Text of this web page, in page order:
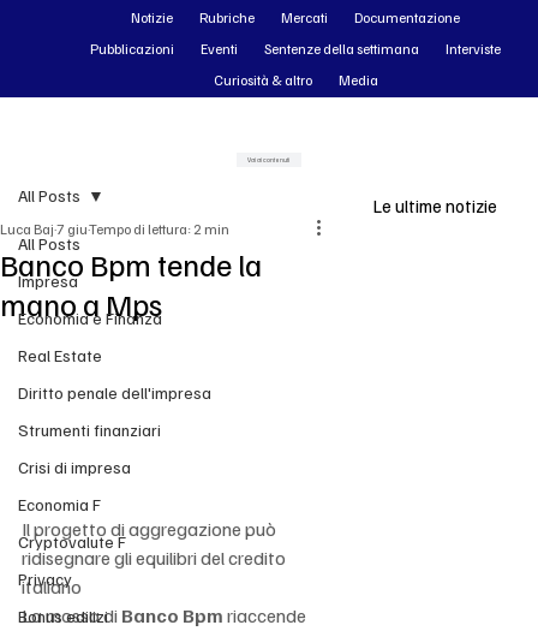
All Posts
Impresa
Economia e Finanza
Real Estate
Diritto penale dell'impresa
Strumenti finanziari
Crisi di impresa
Economia F
Cryptovalute F
Privacy
Bonus edilizi
All Posts
Banco Bpm tende la
mano a Mps
Luca Baj 7 giuTempo di lettura: 2 min
Il progetto di aggregazione può
ridisegnare gli equilibri del credito
italiano
La mossa di Banco Bpm riaccende
Le ultime notizie
Notizie Rubriche Mercati
Documentazione
Pubblicazioni
Eventi Sentenze della settimana
Interviste
Curiosità & altro
Media
Vai ai contenuti